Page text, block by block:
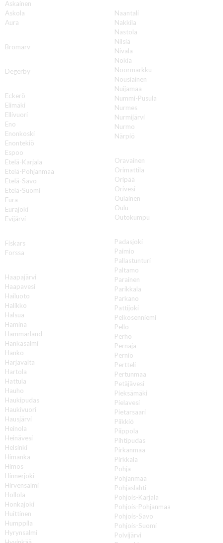
Askainen
Askola
Aura
Bromarv
Degerby
Eckerö
Elimäki
Ellivuori
Eno
Enonkoski
Enontekiö
Espoo
Etelä-Karjala
Etelä-Pohjanmaa
Etelä-Savo
Etelä-Suomi
Eura
Eurajoki
Evijärvi
Fiskars
Forssa
Haapajärvi
Haapavesi
Hailuoto
Halikko
Halsua
Hamina
Hammarland
Hankasalmi
Hanko
Harjavalta
Hartola
Hattula
Hauho
Haukipudas
Haukivuori
Hausjärvi
Heinola
Heinävesi
Helsinki
Himanka
Himos
Hinnerjoki
Hirvensalmi
Hollola
Honkajoki
Huittinen
Humppila
Hyrynsalmi
Naantali
Nakkila
Nastola
Nilsiä
Nivala
Nokia
Noormarkku
Nousiainen
Nuijamaa
Nummi-Pusula
Nurmes
Nurmijärvi
Nurmo
Närpiö
Oravainen
Orimattila
Oripää
Orivesi
Oulainen
Oulu
Outokumpu
Padasjoki
Paimio
Pallastunturi
Paltamo
Parainen
Parikkala
Parkano
Pattijoki
Pelkosenniemi
Pello
Perho
Pernaja
Perniö
Pertteli
Pertunmaa
Petäjävesi
Pieksämäki
Pielavesi
Pietarsaari
Piikkiö
Piippola
Pihtipudas
Pirkanmaa
Pirkkala
Pohja
Pohjanmaa
Pohjaslahti
Pohjois-Karjala
Pohjois-Pohjanmaa
Pohjois-Savo
Pohjois-Suomi
Polvijärvi